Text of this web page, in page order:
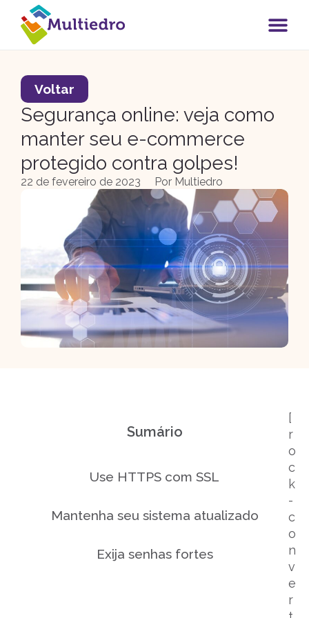
Voltar
Segurança online: veja como
manter seu e-commerce
protegido contra golpes!
22 de fevereiro de 2023 Por Multiedro
[
r
o
c
k
-
c
o
n
v
e
r
Sumário
Use HTTPS com SSL
Mantenha seu sistema atualizado
Exija senhas fortes